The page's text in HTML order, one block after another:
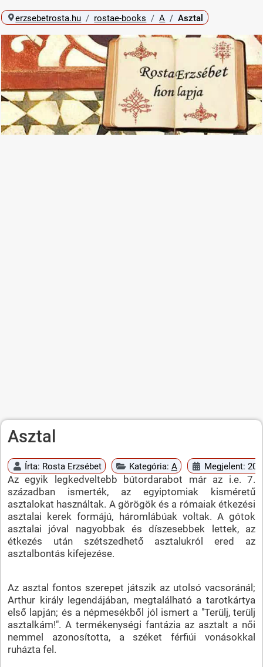
erzsebetrosta.hu rostae-books A Asztal
Asztal
Írta: Rosta Erzsébet Kategória: A Megjelent:
Az egyik legkedveltebb bútordarabot már az i.e. 7.
században ismerték, az egyiptomiak kisméretű
asztalokat használtak. A görögök és a rómaiak étkezési
asztalai kerek formájú, háromlábúak voltak. A gótok
asztalai jóval nagyobbak és díszesebbek lettek, az
étkezés után szétszedhető asztalukról ered az
asztalbontás kifejezése.
Az asztal fontos szerepet játszik az utolsó vacsoránál;
Arthur király legendájában, megtalálható a tarotkártya
első lapján; és a népmesékből jól ismert a "Terülj, terülj
asztalkám!". A termékenységi fantázia az asztalt a női
nemmel azonosította, a széket férfiúi vonásokkal
ruházta fel.